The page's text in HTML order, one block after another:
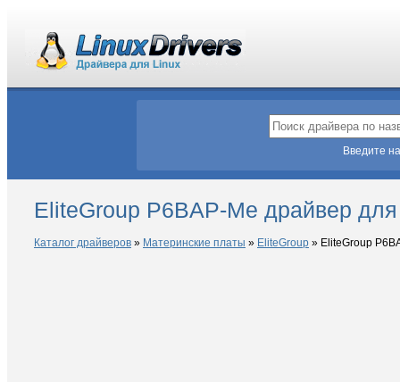
Введите
EliteGroup P6BAP-Me драйвер
Каталог драйверов » Материнские платы » EliteGroup » EliteGroup